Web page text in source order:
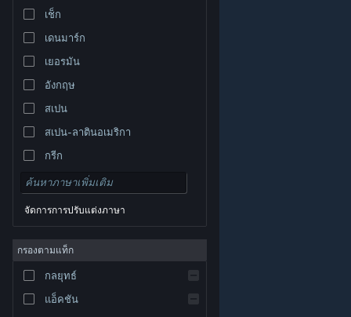
© Valve Corporation สงวนลิขสิทธิ์ เครื่องหมายการค้า
และประเทศอื่น
นโยบายความเป็นส่วนตัว
การช่วยการเข้าถึง|
Steam| การคืนเงิน
เช็ก
เดนมาร์ก
เยอรมัน
อังกฤษ
สเปน
สเปน-ลาตินอเมริกา
กรีก
จัดการการปรับแต่งภาษา
กรองตามแท็ก
กลยุทธ์
แอ็คชัน